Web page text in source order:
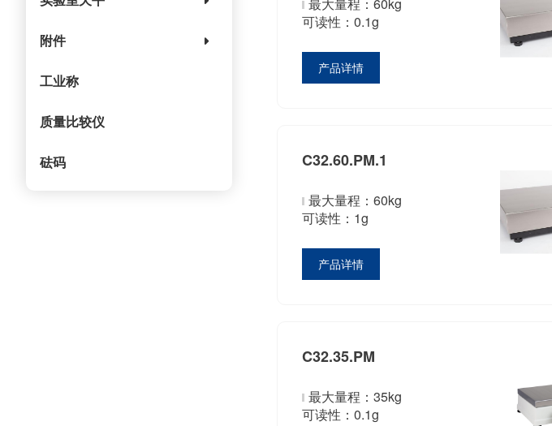
附件
工业称
质量比较仪
砝码
可读性：0.1g
产品详情
C32.60.PM.1
最大量程：60kg
可读性：1g
产品详情
C32.35.PM
最大量程：35kg
可读性：0.1g